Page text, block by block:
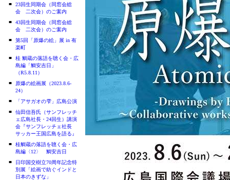
■
23回生同期会（同窓会総
会 二次会）のご案内
■
43回生同期会（同窓会総
会 二次会）のご案内
■
第5回「原爆の絵」展 in 有
楽町
■
桂 鯛蔵の落語を聴く会・広
島編「鯛安吉日」
（R5.8.11）
■
原爆の絵画展（2023.8.6-
24）
■
「アサガオの雫」広島公演
■
仙田信吾氏（サンフレッチ
ェ広島社長・24回生）講演
会『サンフレッチェ社長
サッカー王国広島を語る』
■
桂鯛蔵の落語を聴く会・広
島編〈12〉 鯛安吉日
■
日印国交樹立70周年記念特
別展「絵画で紡ぐインドと
日本のきずな」